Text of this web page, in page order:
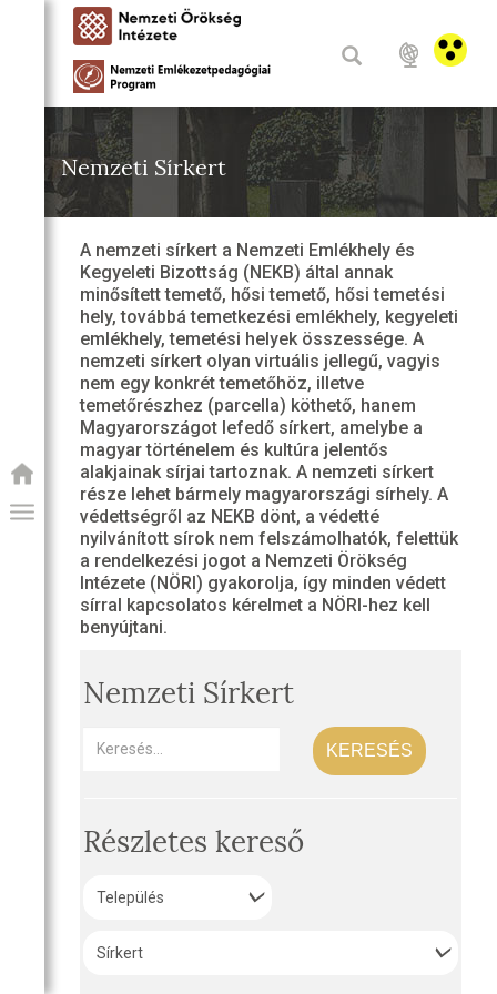
Nemzeti Sírkert
A nemzeti sírkert a Nemzeti Emlékhely és
Kegyeleti Bizottság (NEKB) által annak
minősített temető, hősi temető, hősi temetési
hely, továbbá temetkezési emlékhely, kegyeleti
emlékhely, temetési helyek összessége. A
nemzeti sírkert olyan virtuális jellegű, vagyis
nem egy konkrét temetőhöz, illetve
temetőrészhez (parcella) köthető, hanem
Magyarországot lefedő sírkert, amelybe a
magyar történelem és kultúra jelentős
alakjainak sírjai tartoznak. A nemzeti sírkert
része lehet bármely magyarországi sírhely. A
védettségről az NEKB dönt, a védetté
nyilvánított sírok nem felszámolhatók, felettük
a rendelkezési jogot a Nemzeti Örökség
Intézete (NÖRI) gyakorolja, így minden védett
sírral kapcsolatos kérelmet a NÖRI-hez kell
benyújtani.
Nemzeti Sírkert
KERESÉS
Részletes kereső